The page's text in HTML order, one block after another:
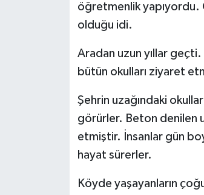
öğretmenlik yapıyordu.
olduğu idi.
Aradan uzun yıllar geçti.
bütün okulları ziyaret
Şehrin uzağındaki
görürler. Beton denilen
etmiştir. İnsanlar gün
hayat sürerler.
Köyde yaşayanların